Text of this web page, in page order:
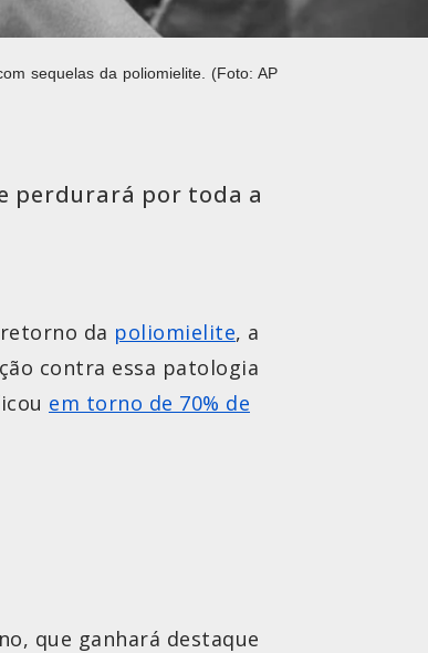
sequelas da poliomielite. (Foto: AP
perdurará por toda a
da poliomielite, a
contra essa patologia
em torno de 70% de
que ganhará destaque